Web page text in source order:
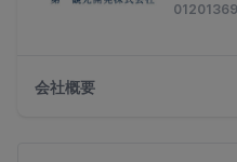
会社概要